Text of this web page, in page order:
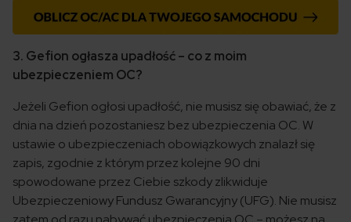
3. Gefion ogłasza upadłość – co z moim
ubezpieczeniem OC?
Jeżeli Gefion ogłosi upadłość, nie musisz się obawiać, że z
dnia na dzień pozostaniesz bez ubezpieczenia OC. W
ustawie o ubezpieczeniach obowiązkowych znalazł się
zapis, zgodnie z którym przez kolejne 90 dni
spowodowane przez Ciebie szkody zlikwiduje
Ubezpieczeniowy Fundusz Gwarancyjny (UFG). Nie musisz